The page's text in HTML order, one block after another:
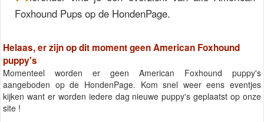
Foxhound Pups op de HondenPage.
Helaas, er zijn op dit moment geen American Foxhound
puppy's
Momenteel worden er geen American Foxhound puppy's
aangeboden op de HondenPage. Kom snel weer eens eventjes
kijken want er worden iedere dag nieuwe puppy's geplaatst op onze
site !